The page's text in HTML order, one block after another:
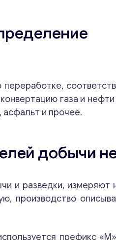
нам запрос, и мы
*
переработке,
газа и
асфальт и прочее.
добычи
и разведки,
производство
префикс